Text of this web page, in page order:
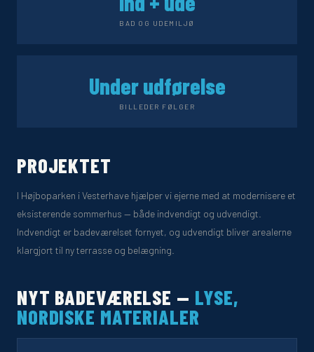
BAD OG UDEMILJØ
Under udførelse
BILLEDER FØLGER
PROJEKTET
I Højboparken i Vesterhave hjælper vi ejerne med at modernisere et
eksisterende sommerhus — både indvendigt og udvendigt.
Indvendigt er badeværelset fornyet, og udvendigt bliver arealerne
klargjort til ny terrasse og belægning.
NYT BADEVÆRELSE — LYSE,
NORDISKE MATERIALER